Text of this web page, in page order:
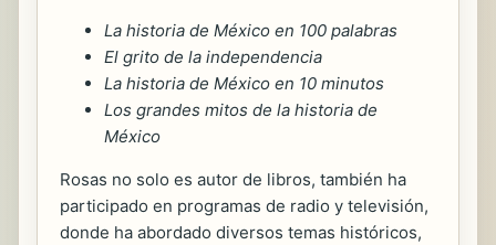
La historia de México en 100 palabras
El grito de la independencia
La historia de México en 10 minutos
Los grandes mitos de la historia de
México
Rosas no solo es autor de libros, también ha
participado en programas de radio y televisión,
donde ha abordado diversos temas históricos,